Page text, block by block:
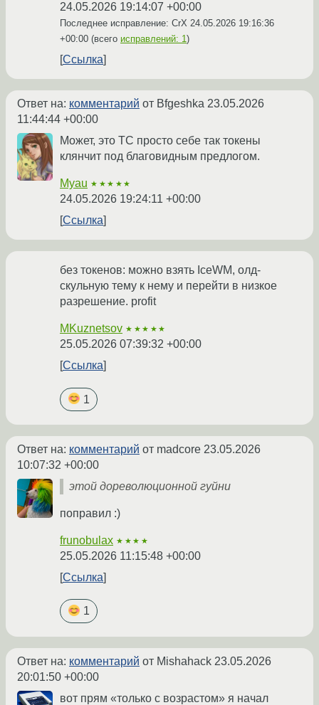
24.05.2026 19:14:07 +00:00
Последнее исправление: CrX 24.05.2026 19:16:36
+00:00 (всего исправлений: 1)
Ссылка
Ответ на: комментарий от Bfgeshka 23.05.2026
11:44:44 +00:00
Может, это ТС просто себе так токены
клянчит под благовидным предлогом.
Myau ★★★★★
24.05.2026 19:24:11 +00:00
Ссылка
без токенов: можно взять IceWM, олд-
скульную тему к нему и перейти в низкое
разрешение. profit
MKuznetsov ★★★★★
25.05.2026 07:39:32 +00:00
Ссылка
1
Ответ на: комментарий от madcore 23.05.2026
10:07:32 +00:00
этой дореволюционной гуйни
поправил :)
frunobulax ★★★★
25.05.2026 11:15:48 +00:00
Ссылка
1
Ответ на: комментарий от Mishahack 23.05.2026
20:01:50 +00:00
вот прям «только с возрастом» я начал